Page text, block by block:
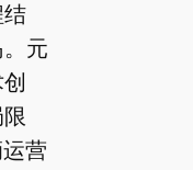
结
元
营